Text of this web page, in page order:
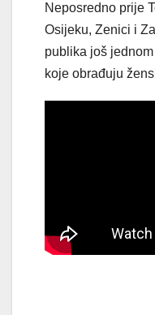
Neposredno prije
Osijeku, Zenici i
publika još
koje obrađuju